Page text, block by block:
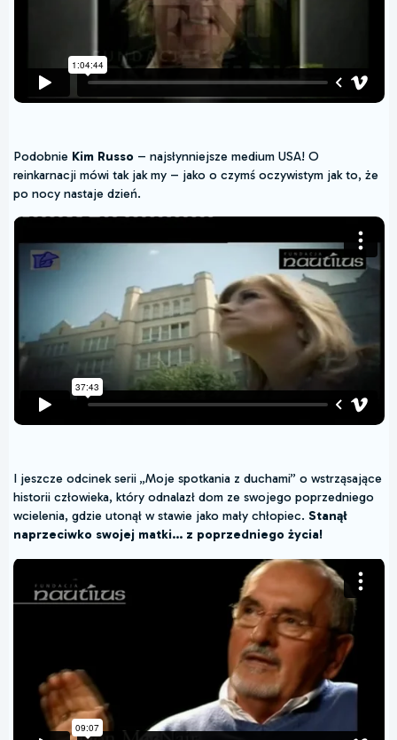
Podobnie Kim Russo – najsłynniejsze medium USA! O
reinkarnacji mówi tak jak my – jako o czymś oczywistym jak to, że
po nocy nastaje dzień.
I jeszcze odcinek serii „Moje spotkania z duchami” o wstrząsające
historii człowieka, który odnalazł dom ze swojego poprzedniego
wcielenia, gdzie utonął w stawie jako mały chłopiec. Stanął
naprzeciwko swojej matki... z poprzedniego życia!